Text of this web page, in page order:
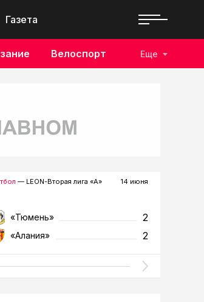
Газета
Велоспорт Еще
— LEON-Вторая лига «А» 14 июня
«Тюмень» 2
«Алания» 2